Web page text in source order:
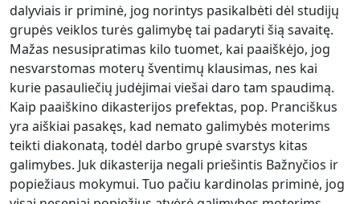
dalyviais ir priminė, jog norintys pasikalbėti dėl studijų
grupės veiklos turės galimybę tai padaryti šią savaitę.
Mažas nesusipratimas kilo tuomet, kai paaiškėjo, jog
nesvarstomas moterų šventimų klausimas, nes kai
kurie pasauliečių judėjimai viešai daro tam spaudimą.
Kaip paaiškino dikasterijos prefektas, pop. Pranciškus
yra aiškiai pasakęs, kad nemato galimybės moterims
teikti diakonatą, todėl darbo grupė svarstys kitas
galimybes. Juk dikasterija negali priešintis Bažnyčios ir
popiežiaus mokymui. Tuo pačiu kardinolas priminė, jog